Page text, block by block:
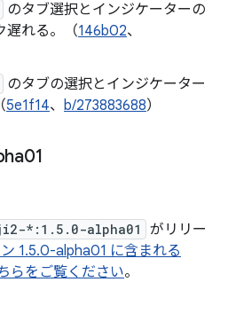
のタブ選択とインジケーターの
遅れる。（146b02、
のタブの選択とインジケーター
5e1f14、 b/273883688）
*:1.5.0-alpha01
がリリー
1.5.0-alpha01 に含まれる
らをご覧ください。